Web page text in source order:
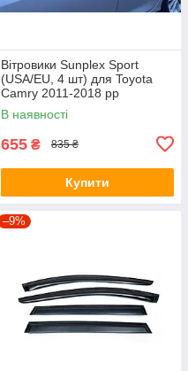
Вітровики Sunplex Sport
(USA/EU, 4 шт) для Toyota
Camry 2011-2018 рр
В наявності
655 ₴ 835 ₴
Купити
–9%